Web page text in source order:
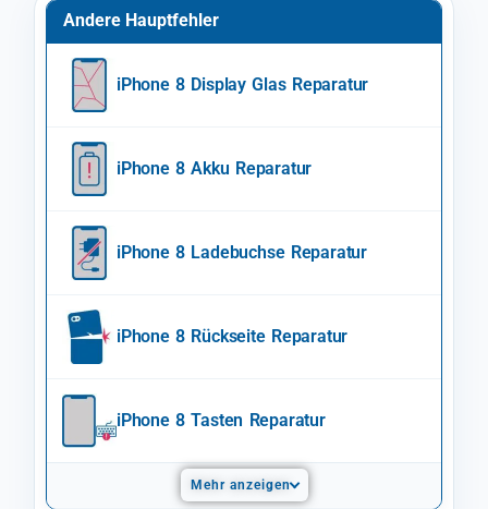
Andere Hauptfehler
iPhone 8 Display Glas Reparatur
iPhone 8 Akku Reparatur
iPhone 8 Ladebuchse Reparatur
iPhone 8 Rückseite Reparatur
iPhone 8 Tasten Reparatur
Mehr anzeigen